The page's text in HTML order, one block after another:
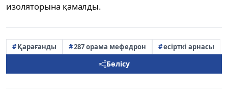
изоляторына қамалды.
Қарағанды 287 орама мефедрон есірткі арнасы
Бөлісу